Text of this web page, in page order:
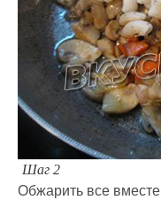
Шаг 2
Обжарить все